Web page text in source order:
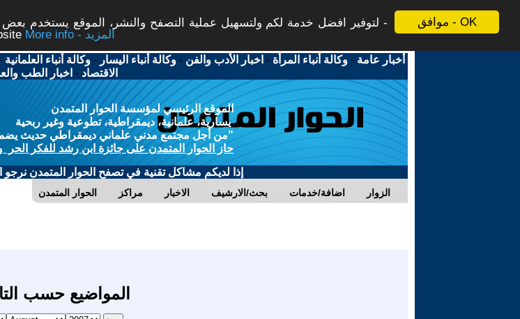
موافق - OK
لتوفير افضل خدمة لكم ولتسهيل عملية التصفح والنشر، الموقع يستخدم بعض
More info - المزيد
أخبار عامة -وكالة أنباء المرأة - اخبار الأدب والفن -وكالة أنباء اليسار -وكالة أنباء العلمانية
الاقتصاد - اخبار الطب
الموقع الرئيسي لمؤسسة الحوار المتمدن
يسارية، علمانية، ديمقراطية، تطوعية وغير ربحية
"من أجل مجتمع مدني علماني ديمقراطي حديث يضمن
حاز الحوار المتمدن على جائزة ابن رشد للفكر الحر
إذا لديكم مشاكل تقنية في تصفح الحوار المتمدن نرجو
الحوار المتمدن مراكز الاخبار بحث/الارشيف اضافة/خدمات الزوار
المواضيع حسب